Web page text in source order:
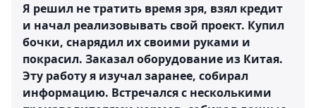
Я решил не тратить время зря, взял кредит
и начал реализовывать свой проект. Купил
бочки, снарядил их своими руками и
покрасил. Заказал оборудование из Китая.
Эту работу я изучал заранее, собирал
информацию. Встречался с несколькими